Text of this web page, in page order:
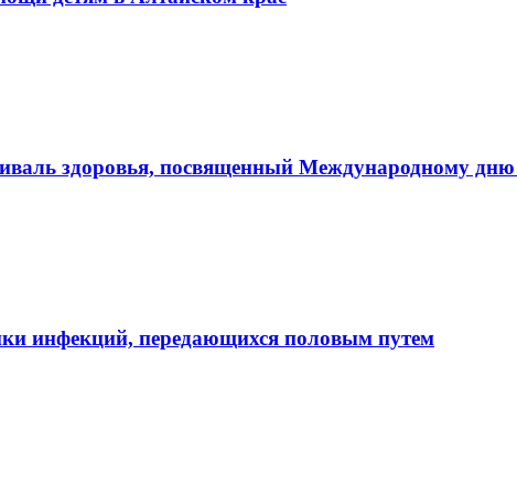
здоровья, посвященный Международному
инфекций, передающихся половым путем